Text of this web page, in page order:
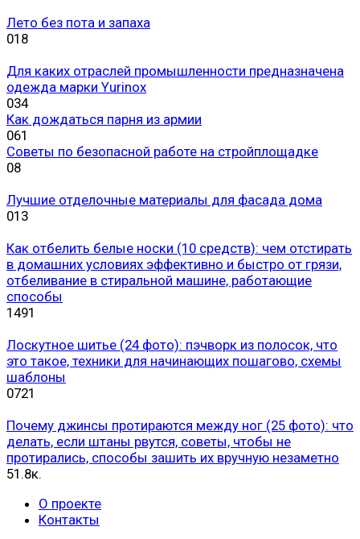
Лето без пота и запаха
018
Для каких отраслей промышленности предназначена
одежда марки Yurinox
034
Как дождаться парня из армии
061
Советы по безопасной работе на стройплощадке
08
Лучшие отделочные материалы для фасада дома
013
Как отбелить белые носки (10 средств): чем отстирать
в домашних условиях эффективно и быстро от грязи,
отбеливание в стиральной машине, работающие
способы
1491
Лоскутное шитье (24 фото): пэчворк из полосок, что
это такое, техники для начинающих пошагово, схемы
шаблоны
0721
Почему джинсы протираются между ног (25 фото): что
делать, если штаны рвутся, советы, чтобы не
протирались, способы зашить их вручную незаметно
51.8к.
О проекте
Контакты